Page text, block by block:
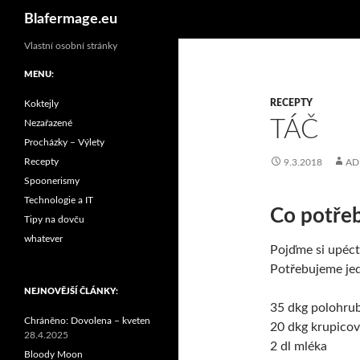
Blafermage.eu
RECEPTY
TÁČ
9.3.2018
Co
Pojďme si
Potřebujeme
35 dkg
20 dkg
2 dl mléka
Vlastní osobní stránky
MENU:
Koktejly
Nezařazené
Procházky – Výlety
Recepty
Spoonerismy
Technologie a IT
Tipy na dovču
whatever
NEJNOVĚJŠÍ ČLÁNKY:
Chráněno: Dovolena – kveten
28.4.2025
Bloody Moon